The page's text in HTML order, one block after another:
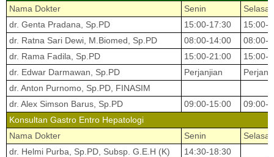
Nama Dokter
Senin
Selasa
dr. Genta Pradana, Sp.PD
15:00-17:30
15:00-
dr. Ratna Sari Dewi, M.Biomed, Sp.PD
08:00-14:00
08:00-
dr. Rama Fadila, Sp.PD
15:00-21:00
15:00-
dr. Edwar Darmawan, Sp.PD
Perjanjian
dr. Anton Purnomo, Sp.PD, FINASIM
dr. Alex Simson Barus, Sp.PD
09:00-15:00
09:00-
Konsultan Gastro Entro Hepatologi
Nama Dokter
Senin
Selasa
dr. Helmi Purba, Sp.PD, Subsp. G.E.H (K)
14:30-18:30